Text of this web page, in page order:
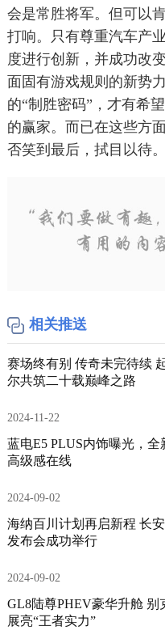
会是常胜将军。但可以
打响。只有尊重汽车产
度进行创新，并成功改
面固有游戏规则的新势
的“制胜密码”，才有希
的赢家。而已在这些方
否笑到最后，拭目以待。
相关推送
赛场终有别 传奇未完待续
尔共筑二十载巅峰之路
2024-11-22
蓝电E5 PLUS内饰曝光，全
高级感在线
2024-09-02
海纳百川计划再启新程 长
发布会成功举行
2024-09-02
GL8陆尊PHEV豪华升舱 别
展亮“王者实力”